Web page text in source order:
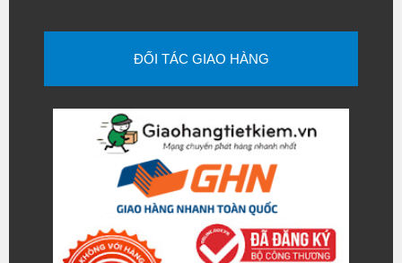
ĐỐI TÁC GIAO HÀNG